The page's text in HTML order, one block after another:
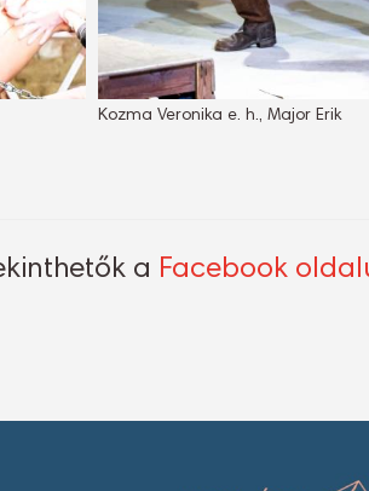
Kozma Veronika e. h., Major Erik
a Facebook